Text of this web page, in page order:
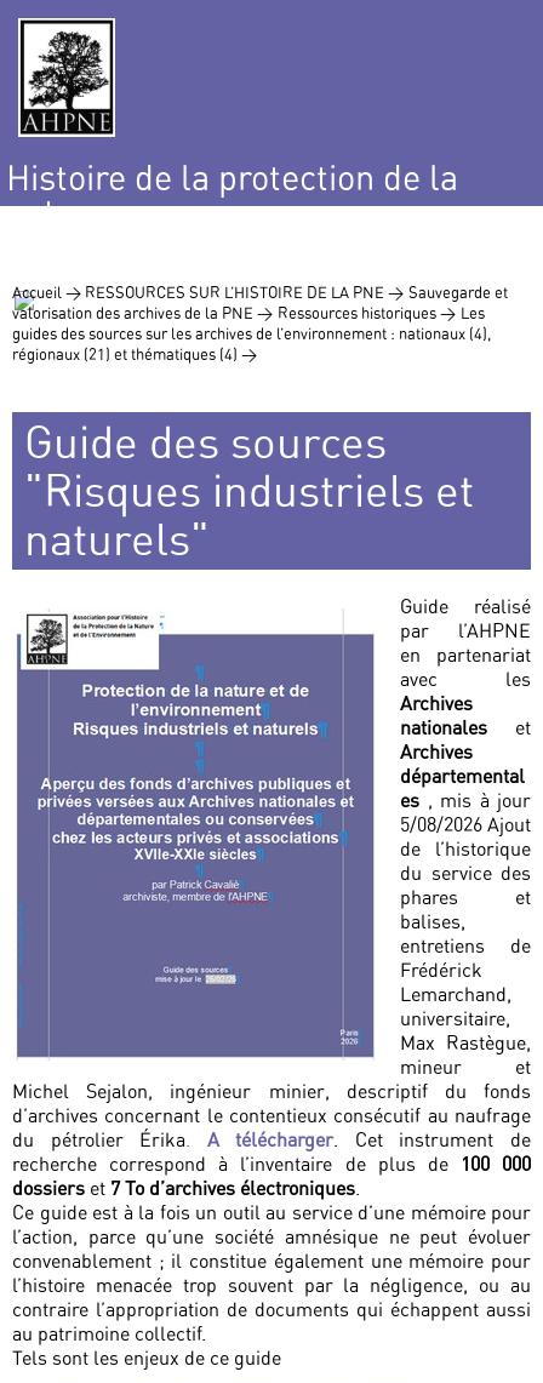
Histoire de la protection de la
nature
Accueil > RESSOURCES SUR L’HISTOIRE DE LA PNE > Sauvegarde et
valorisation des archives de la PNE > Ressources historiques > Les
guides des sources sur les archives de l’environnement : nationaux (4),
régionaux (21) et thématiques (4) >
Guide des sources
"Risques industriels et
naturels"
Guide réalisé
par l’AHPNE
en partenariat
avec les
Archives
nationales et
Archives
départemental
es , mis à jour
5/08/2026 Ajout
de l’historique
du service des
phares et
balises,
entretiens de
Frédérick
Lemarchand,
universitaire,
Max Rastègue,
mineur et
Michel Sejalon, ingénieur minier, descriptif du fonds
d’archives concernant le contentieux consécutif au naufrage
du pétrolier Érika. A télécharger. Cet instrument de
recherche correspond à l’inventaire de plus de 100 000
dossiers et 7 To d’archives électroniques.
Ce guide est à la fois un outil au service d’une mémoire pour
l’action, parce qu’une société amnésique ne peut évoluer
convenablement ; il constitue également une mémoire pour
l’histoire menacée trop souvent par la négligence, ou au
contraire l’appropriation de documents qui échappent aussi
au patrimoine collectif.
Tels sont les enjeux de ce guide